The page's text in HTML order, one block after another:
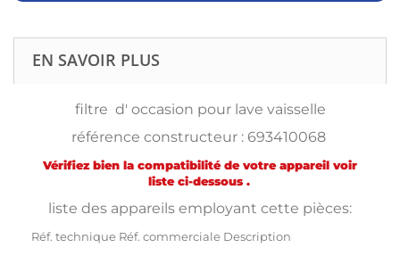
EN SAVOIR PLUS
filtre d' occasion pour lave vaisselle
référence constructeur : 693410068
Vérifiez bien la compatibilité de votre appareil voir
liste ci-dessous .
liste des appareils employant cette pièces:
Réf. technique Réf. commerciale Description